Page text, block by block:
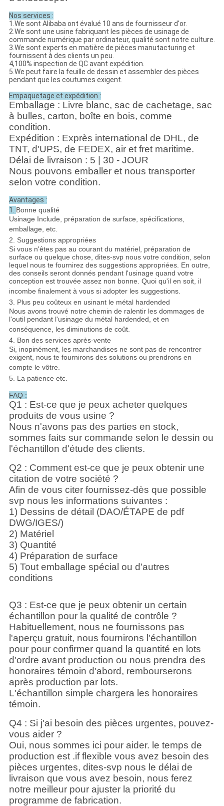
Nos services :
1.We sont Alibaba ont évalué 10 ans de fournisseur d'or.
2.We sont une usine fabriquant les pièces de usinage de
commande numérique par ordinateur, qualité sont notre culture.
3.We sont experts en matière de pièces manutacturing et
fournissent à des clients un peu.
4,100% inspection de QC avant expédition.
5.We peut faire la feuille de dessin et assembler des pièces
pendant que les coutumes exigent.
Empaquetage et expédition :
Emballage : Livre blanc, sac de cachetage, sac
à bulles, carton, boîte en bois, comme
condition.
Expédition : Exprès international de DHL, de
TNT, d'UPS, de FEDEX, air et fret maritime.
Délai de livraison : 5 | 30 - JOUR
Nous pouvons emballer et nous transporter
selon votre condition.
Avantages :
1. Bonne qualité
Usinage Include, préparation de surface, spécifications,
emballage, etc.
2. Suggestions appropriées
Si vous n'êtes pas au courant du matériel, préparation de
surface ou quelque chose, dites-svp nous votre condition, selon
lequel nous te fournirez des suggestions appropriées. En outre,
des conseils seront donnés pendant l'usinage quand votre
conception est trouvée assez non bonne. Quoi qu'il en soit, il
incombe finalement à vous si adopter les suggestions.
3. Plus peu coûteux en usinant le métal hardended
Nous avons trouvé notre chemin de ralentir les dommages de
l'outil pendant l'usinage du métal hardended, et en
conséquence, les diminutions de coût.
4. Bon des services après-vente
Si, inopinément, les marchandises ne sont pas de rencontrer
exigent, nous te fournirons des solutions ou prendrons en
compte le vôtre.
5. La patience etc.
FAQ :
Q1 : Est-ce que je peux acheter quelques
produits de vous usine ?
Nous n'avons pas des parties en stock,
sommes faits sur commande selon le dessin ou
l'échantillon d'étude des clients.
Q2 : Comment est-ce que je peux obtenir une
citation de votre société ?
Afin de vous citer fournissez-dès que possible
svp nous les informations suivantes :
1) Dessins de détail (DAO/ÉTAPE de pdf
DWG/IGES/)
2) Matériel
3) Quantité
4) Préparation de surface
5) Tout emballage spécial ou d'autres
conditions
Q3 : Est-ce que je peux obtenir un certain
échantillon pour la qualité de contrôle ?
Habituellement, nous ne fournissons pas
l'aperçu gratuit, nous fournirons l'échantillon
pour pour confirmer quand la quantité en lots
d'ordre avant production ou nous prendra des
honoraires témoin d'abord, rembourserons
après production par lots.
L'échantillon simple chargera les honoraires
témoin.
Q4 : Si j'ai besoin des pièces urgentes, pouvez-
vous aider ?
Oui, nous sommes ici pour aider. le temps de
production est .if flexible vous avez besoin des
pièces urgentes, dites-svp nous le délai de
livraison que vous avez besoin, nous ferez
notre meilleur pour ajuster la priorité du
programme de fabrication.